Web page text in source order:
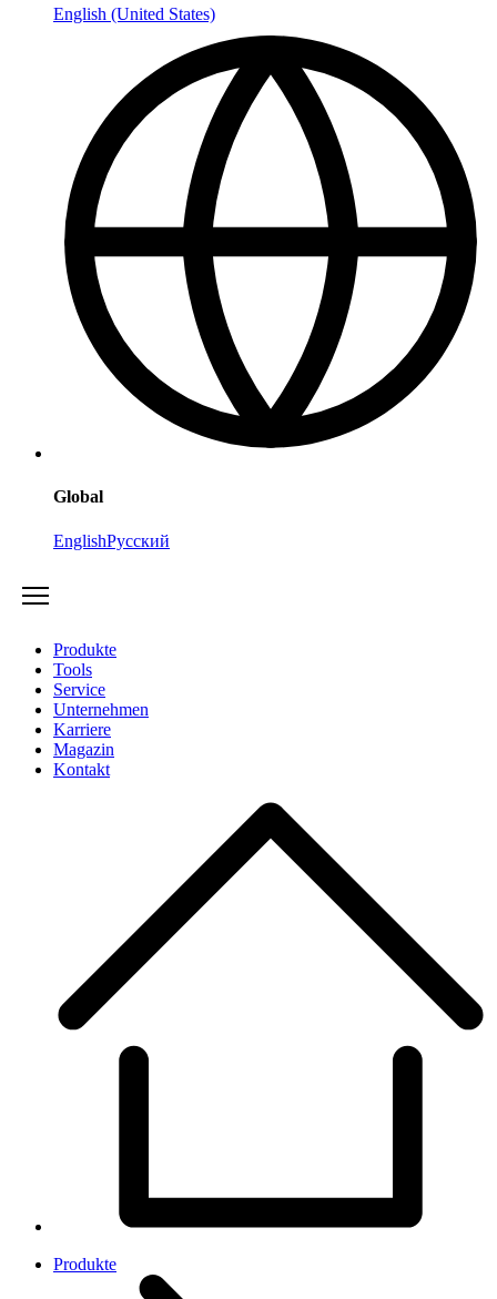
English (United States)
Global
EnglishРусский
Produkte
Tools
Service
Unternehmen
Karriere
Magazin
Kontakt
Produkte